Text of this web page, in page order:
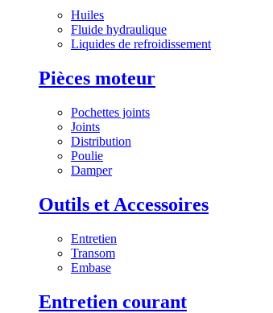
Huiles
Fluide hydraulique
Liquides de refroidissement
Pièces moteur
Pochettes joints
Joints
Distribution
Poulie
Damper
Outils et Accessoires
Entretien
Transom
Embase
Entretien courant